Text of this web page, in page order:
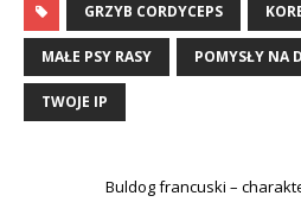
GRZYB CORDYCEPS
MAŁE PSY RASY POMYSŁY NA
TWOJE IP
Buldog francuski –